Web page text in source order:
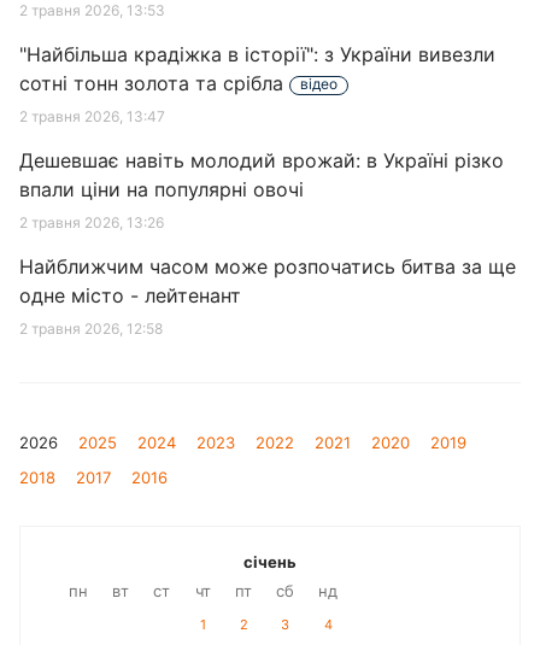
2 травня 2026, 13:53
"Найбільша крадіжка в історії": з України вивезли
сотні тонн золота та срібла
відео
2 травня 2026, 13:47
Дешевшає навіть молодий врожай: в Україні різко
впали ціни на популярні овочі
2 травня 2026, 13:26
Найближчим часом може розпочатись битва за ще
одне місто - лейтенант
2 травня 2026, 12:58
2026 2025 2024 2023 2022 2021 2020
2019
2018
2017 2016
січень
пн
вт ст чт пт сб нд
1 2 3
4